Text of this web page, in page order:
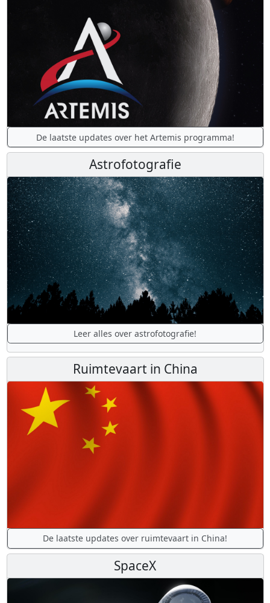
De laatste updates over het Artemis programma!
Astrofotografie
Leer alles over astrofotografie!
Ruimtevaart in China
De laatste updates over ruimtevaart in China!
SpaceX